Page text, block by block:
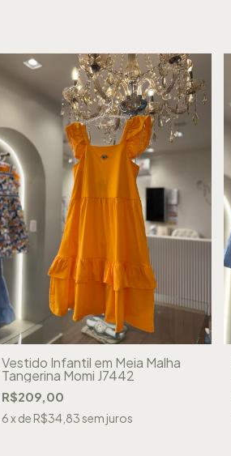
Vestido Infantil em Meia Malha
Tangerina Momi J7442
R$209,00
6x de R$34,83sem juros